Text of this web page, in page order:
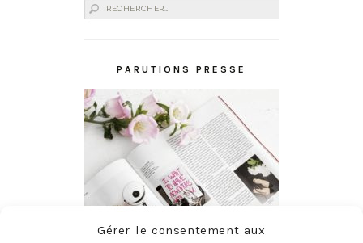
Gérer le consentement aux
Rechercher :
PARUTIONS PRESSE